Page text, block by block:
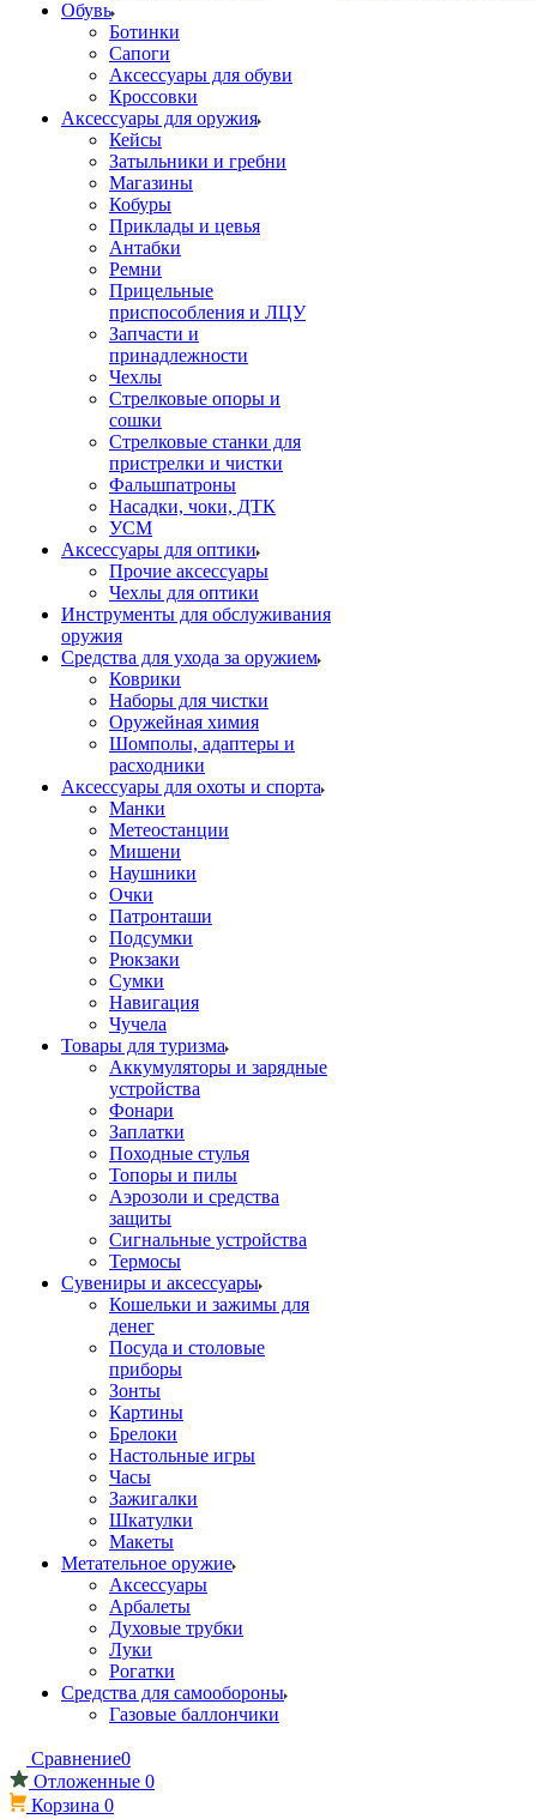
Обувь
Ботинки
Сапоги
Аксессуары для обуви
Кроссовки
Аксессуары для оружия
Кейсы
Затыльники и гребни
Магазины
Кобуры
Приклады и цевья
Антабки
Ремни
Прицельные
приспособления и ЛЦУ
Запчасти и
принадлежности
Чехлы
Стрелковые опоры и
сошки
Стрелковые станки для
пристрелки и чистки
Фальшпатроны
Насадки, чоки, ДТК
УСМ
Аксессуары для оптики
Прочие аксессуары
Чехлы для оптики
Инструменты для обслуживания
оружия
Средства для ухода за оружием
Коврики
Наборы для чистки
Оружейная химия
Шомполы, адаптеры и
расходники
Аксессуары для охоты и спорта
Манки
Метеостанции
Мишени
Наушники
Очки
Патронташи
Подсумки
Рюкзаки
Сумки
Навигация
Чучела
Товары для туризма
Аккумуляторы и зарядные
устройства
Фонари
Заплатки
Походные стулья
Топоры и пилы
Аэрозоли и средства
защиты
Сигнальные устройства
Термосы
Сувениры и аксессуары
Кошельки и зажимы для
денег
Посуда и столовые
приборы
Зонты
Картины
Брелоки
Настольные игры
Часы
Зажигалки
Шкатулки
Макеты
Метательное оружие
Аксессуары
Арбалеты
Духовые трубки
Луки
Рогатки
Средства для самообороны
Газовые баллончики
Сравнение0
Отложенные 0
Корзина 0